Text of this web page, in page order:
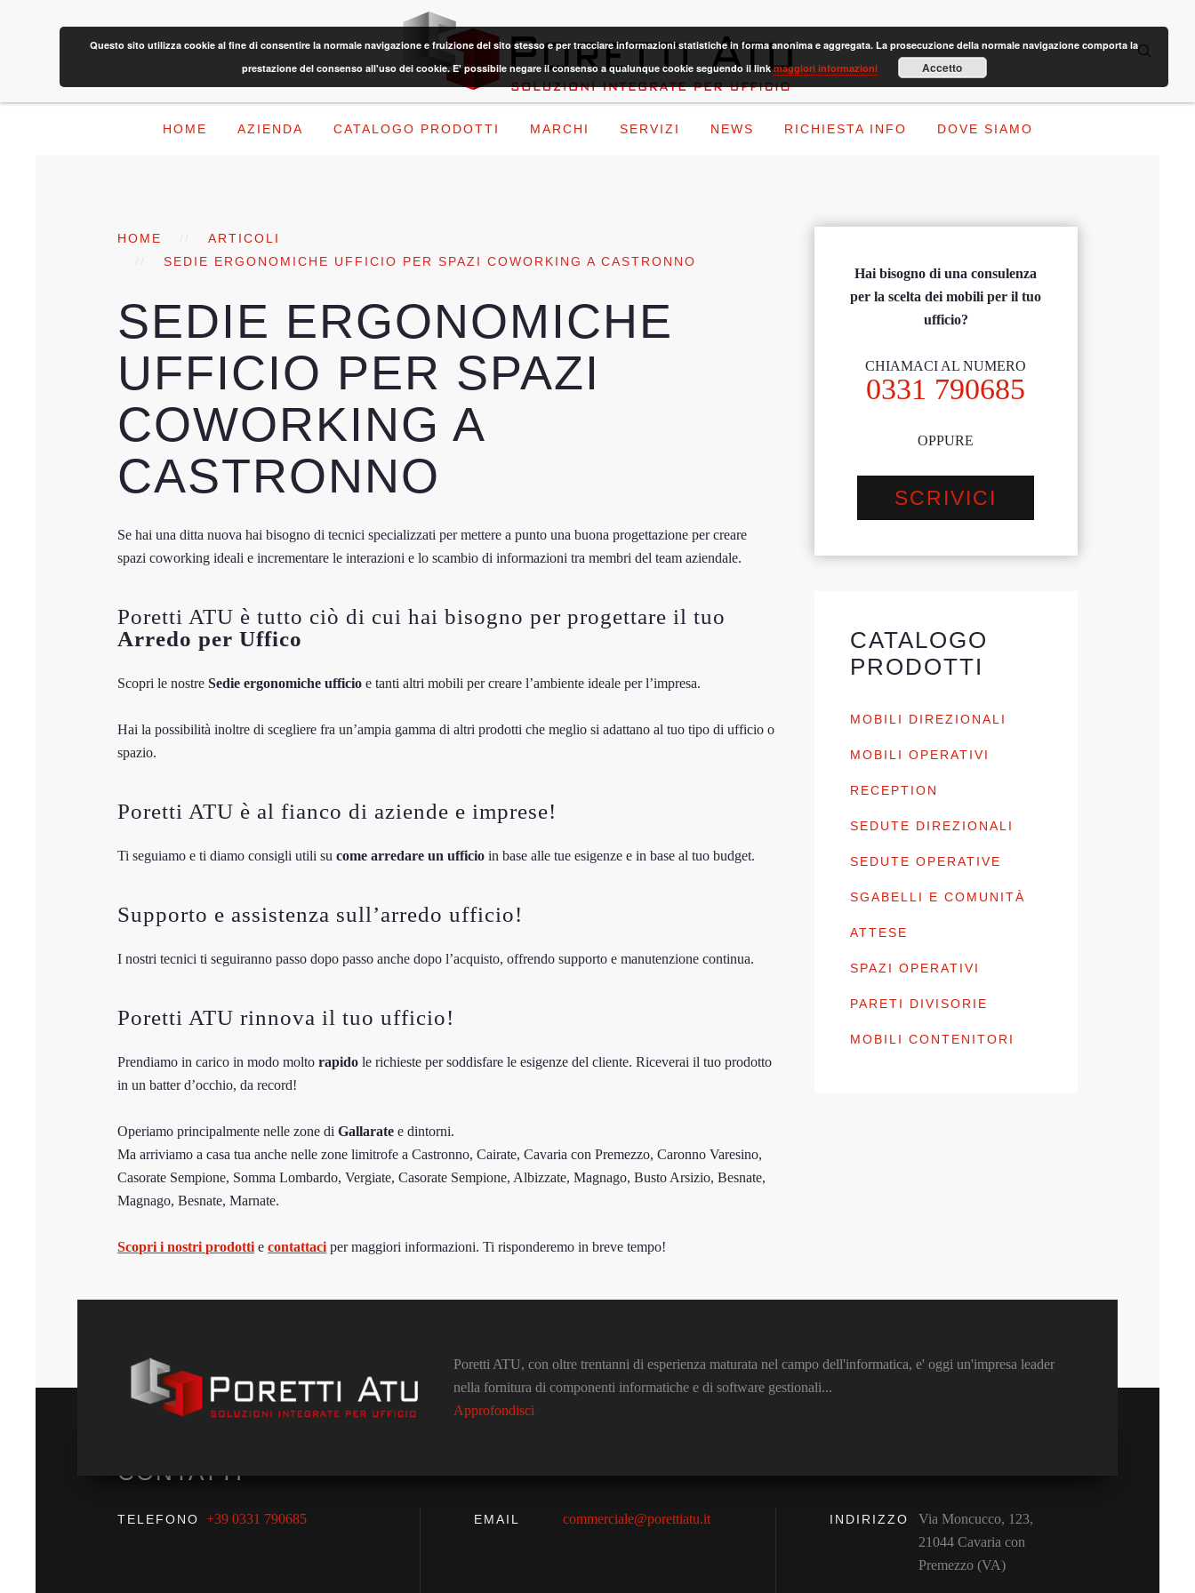
HOME AZIENDA CATALOGO PRODOTTI MARCHI SERVIZI NEWS RICHIESTA INFO DOVE SIAMO
HOME
ARTICOLI
SEDIE ERGONOMICHE UFFICIO PER SPAZI COWORKING A CASTRONNO
SEDIE ERGONOMICHE
UFFICIO PER SPAZI
COWORKING A
CASTRONNO
Se hai una ditta nuova hai bisogno di tecnici specializzati per mettere a punto una buona progettazione per creare
spazi coworking ideali e incrementare le interazioni e lo scambio di informazioni tra membri del team aziendale.
Poretti ATU è tutto ciò di cui hai bisogno per progettare il tuo
Arredo per Uffico
Scopri le nostreSedie ergonomiche ufficio e tanti altri mobili per creare l’ambiente ideale per l’impresa.
Hai la possibilità inoltre di scegliere fra un’ampia gamma di altri prodotti che meglio si adattano al tuo tipo di ufficio o
spazio.
Poretti ATU è al fianco di aziende e imprese!
Ti seguiamo e ti diamo consigli utili sucome arredare un ufficio in base alle tue esigenze e in base al tuo budget.
Supporto e assistenza sull’arredo ufficio!
I nostri tecnici ti seguiranno passo dopo passo anche dopo l’acquisto, offrendo supporto e manutenzione continua.
Poretti ATU rinnova il tuo ufficio!
Prendiamo in carico in modo moltorapido le richieste per soddisfare le esigenze del cliente. Riceverai il tuo prodotto
in un batter d’occhio, da record!
Operiamo principalmente nelle zone diGallarate e dintorni.
Ma arriviamo a casa tua anche nelle zone limitrofe a Castronno, Cairate, Cavaria con Premezzo, Caronno Varesino,
Casorate Sempione, Somma Lombardo, Vergiate, Casorate Sempione, Albizzate, Magnago, Busto Arsizio, Besnate,
Magnago, Besnate, Marnate.
Scopri i nostri prodotti econtattaci per maggiori informazioni. Ti risponderemo in breve tempo!
Hai bisogno di una consulenza
per la scelta dei mobili per il tuo
ufficio?
CHIAMACI AL NUMERO
0331 790685
OPPURE
SCRIVICI
CATALOGO
PRODOTTI
MOBILI DIREZIONALI
MOBILI OPERATIVI
RECEPTION
SEDUTE DIREZIONALI
SEDUTE OPERATIVE
SGABELLI E COMUNITÀ
ATTESE
SPAZI OPERATIVI
PARETI DIVISORIE
MOBILI CONTENITORI
Poretti ATU, con oltre trentanni di esperienza maturata nel campo dell'informatica, e' oggi un'impresa leader
nella fornitura di componenti informatiche e di software gestionali...
Approfondisci
CONTATTI
TELEFONO +39 0331 790685 EMAIL commerciale@porettiatu.it INDIRIZZO
Via Moncucco, 123,
21044 Cavaria con
Premezzo (VA)
Questo sito utilizza cookie al fine di consentire la normale navigazione e fruizione del sito stesso e per tracciare informazioni statistiche in forma anonima e aggregata. La prosecuzione della normale navigazione comporta la
prestazione del consenso all'uso dei cookie. E' possibile negare il consenso a qualunque cookie seguendo il linkmaggiori informazioni Accetto